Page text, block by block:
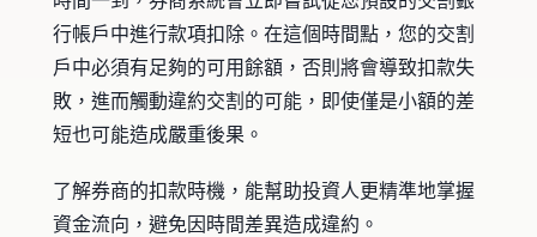
行帳戶中進行款項扣除。在這個時間點，您的交割
戶中必須有足夠的可用餘額，否則將會導致扣款失
敗，進而觸動違約交割的可能，即使僅是小額的差
短也可能造成嚴重後果。
了解券商的扣款時機，能幫助投資人更精準地掌握
資金流向，避免因時間差異造成違約。